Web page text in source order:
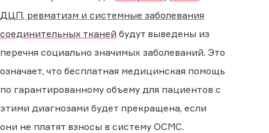
ДЦП, ревматизм и системные заболевания
соединительных тканей будут выведены из
перечня социально значимых заболеваний. Это
означает, что бесплатная медицинская помощь
по гарантированному объему для пациентов с
этими диагнозами будет прекращена, если
они не платят взносы в систему ОСМС.